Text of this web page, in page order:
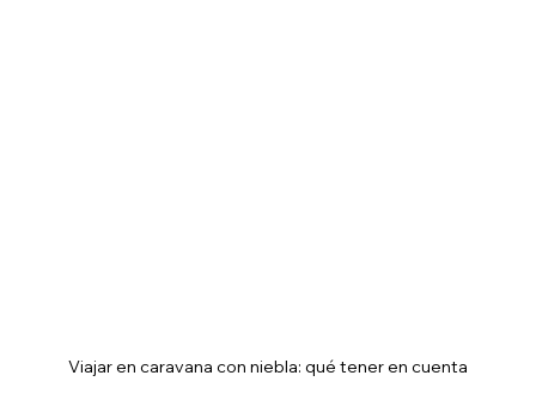
Viajar en caravana con niebla: qué tener en cuenta